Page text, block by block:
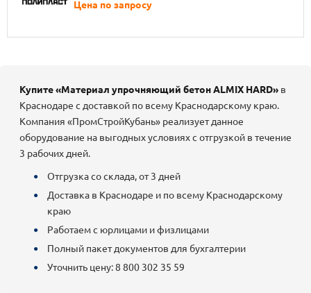
Цена по запросу
Купите «Материал упрочняющий бетон ALMIX HARD» в
Краснодаре с доставкой по всему Краснодарскому краю.
Компания «ПромСтройКубань» реализует данное
оборудование на выгодных условиях с отгрузкой в течение
3 рабочих дней.
Отгрузка со склада, от 3 дней
Доставка в Краснодаре и по всему Краснодарскому
краю
Работаем с юрлицами и физлицами
Полный пакет документов для бухгалтерии
Уточнить цену: 8 800 302 35 59